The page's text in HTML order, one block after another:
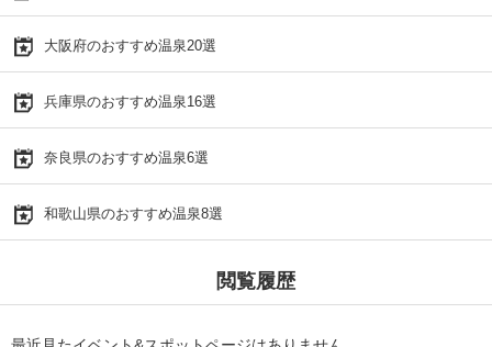
大阪府のおすすめ温泉20選
兵庫県のおすすめ温泉16選
奈良県のおすすめ温泉6選
和歌山県のおすすめ温泉8選
閲覧履歴